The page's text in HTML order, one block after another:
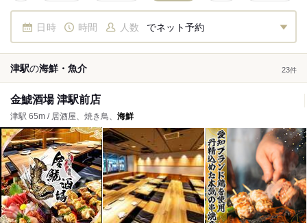
日時 時間 人数 でネット予約
津駅の海鮮・魚介 23件
金鯱酒場 津駅前店
津駅 65m / 居酒屋、焼き鳥、 海鮮